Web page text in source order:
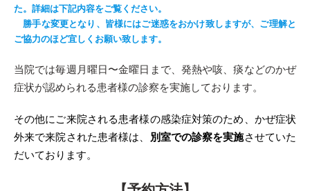
た。詳細は下記内容をご覧ください。
勝手な変更となり、皆様にはご迷惑をおかけ致しますが、ご理解と
ご協力のほど宜しくお願い致します。
当院では毎週月曜日〜金曜日まで、発熱や咳、痰などのかぜ
症状が認められる患者様の診察を実施しております。
その他にご来院される患者様の感染症対策のため、かぜ症状
外来で来院された患者様は、 別室での診察を実施させていた
だいております。